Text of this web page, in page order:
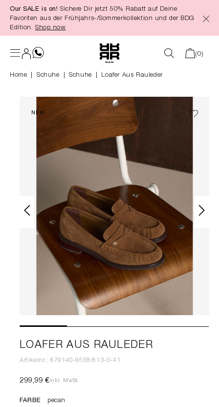
springen
Our SALE is on! Sichere Dir jetzt 50% Rabatt auf Deine
Favoriten aus der Frühjahrs-/Sommerkollektion und der BDG
Edition. Shop now
(0)
Home Schuhe Schuhe Loafer Aus Rauleder
NEW
LOAFER AUS RAULEDER
Artikelnr.: 679140-9558/613-0-41
299,99 €inkl. MwSt.
FARBE pecan